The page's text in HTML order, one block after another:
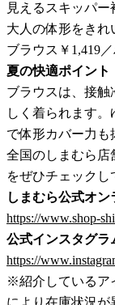
見えるスキッパー
大人の体形をきれ
ブラウス￥1,419
夏の快適ポイント
ブラウスは、接
しく着られます
で体形カバー力も
全国のしまむら店
をぜひチェックし
しまむら公式オ
https://www.shop-
公式インスタグラ
https://
※紹介しているア